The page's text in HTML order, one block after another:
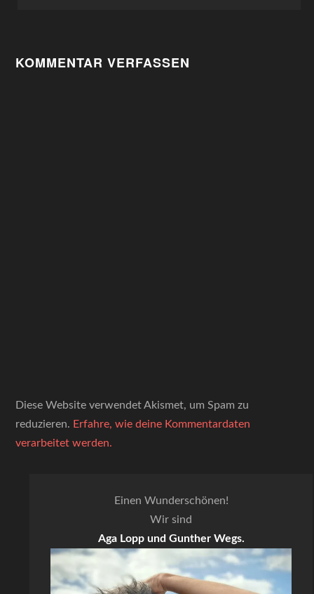
KOMMENTAR VERFASSEN
Diese Website verwendet Akismet, um Spam zu
reduzieren. Erfahre, wie deine Kommentardaten
verarbeitet werden.
Einen Wunderschönen!
Wir sind
Aga Lopp und Gunther Wegs.